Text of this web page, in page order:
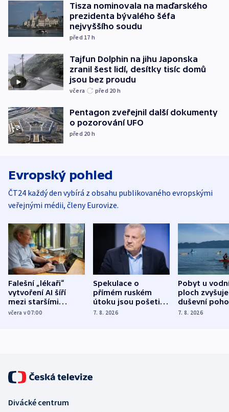
Tisza nominovala na maďarského
prezidenta bývalého šéfa
nejvyššího soudu
před 17 h
Tajfun Dolphin na jihu Japonska
zranil šest lidí, desítky tisíc domů
jsou bez proudu
včera před 20 h
Pentagon zveřejnil další dokumenty
o pozorování UFO
před 20 h
Evropský pohled
ČT24 každý den vybírá z obsahu publikovaného evropskými
veřejnými médii, členy Eurovize.
Falešní „lékaři“
vytvoření AI šíří
mezi staršími
Poláky nebezpečné
včera v 07:00
Spekulace o
přímém ruském
útoku jsou pošetilé,
míní estonský
7. 8. 2026
Pobyt u
ploch zvyšuje
duševní
ukázala
7. 8. 2026
Divácké centrum